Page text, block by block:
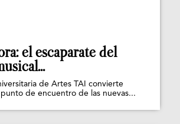
el escaparate del
de Artes TAI convierte
de encuentro de las nuevas...